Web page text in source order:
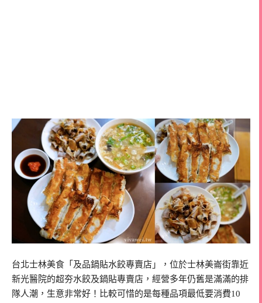
台北士林美食「及品鍋貼水餃專賣店」，位於士林美崙街靠近
新光醫院的超夯水餃及鍋貼專賣店，經營多年仍舊是滿滿的排
隊人潮，生意非常好！比較可惜的是每種品項最低要消費10